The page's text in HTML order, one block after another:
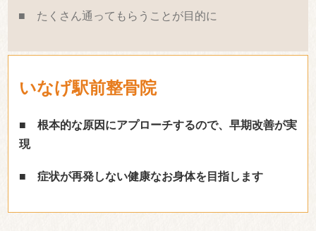
■ たくさん通ってもらうことが目的に
いなげ駅前整骨院
■ 根本的な原因にアプローチするので、早期改善が実
現
■ 症状が再発しない健康なお身体を目指します